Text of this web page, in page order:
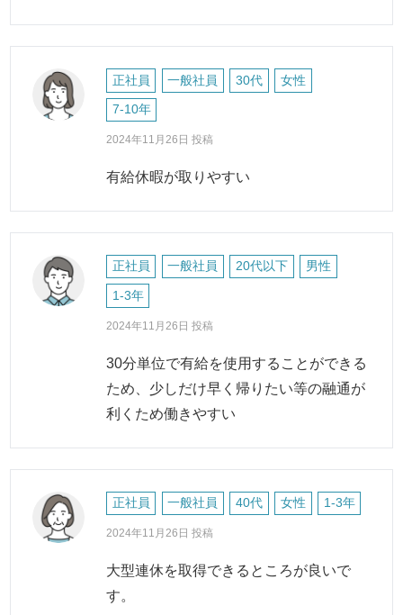
正社員 一般社員 30代 女性
7-10年
2024年11月26日 投稿
有給休暇が取りやすい
正社員 一般社員 20代以下 男性
1-3年
2024年11月26日 投稿
30分単位で有給を使用することができる
ため、少しだけ早く帰りたい等の融通が
利くため働きやすい
正社員 一般社員 40代 女性 1-3年
2024年11月26日 投稿
大型連休を取得できるところが良いで
す。